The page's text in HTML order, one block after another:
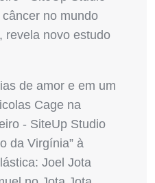
no mundo
revela novo estudo
de amor e em um
Cage na
- SiteUp Studio
da Virgínia” à
Joel Jota